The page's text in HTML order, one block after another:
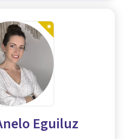
Eguiluz